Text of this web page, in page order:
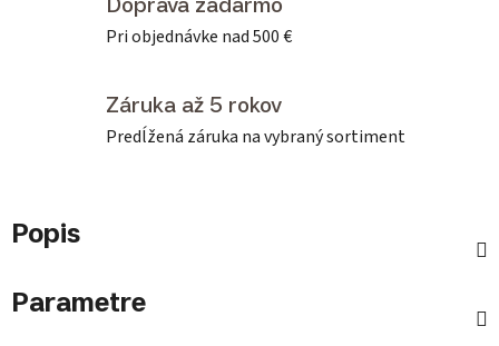
Pri objednávke nad 500 €
Záruka až 5 rokov
Predĺžená záruka na vybraný sortiment
Popis
Parametre